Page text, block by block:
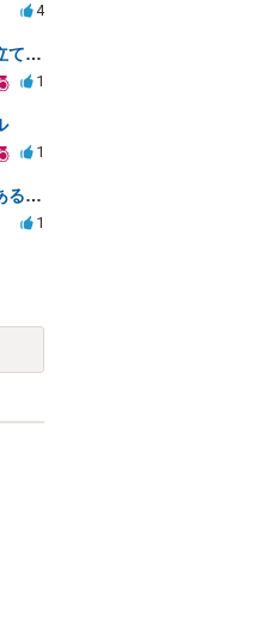
4
愛人契約解消後の返済義務と取り立て行為の合法性は？
1
1
高校の費用を父に返済する義務はあるのか？
1